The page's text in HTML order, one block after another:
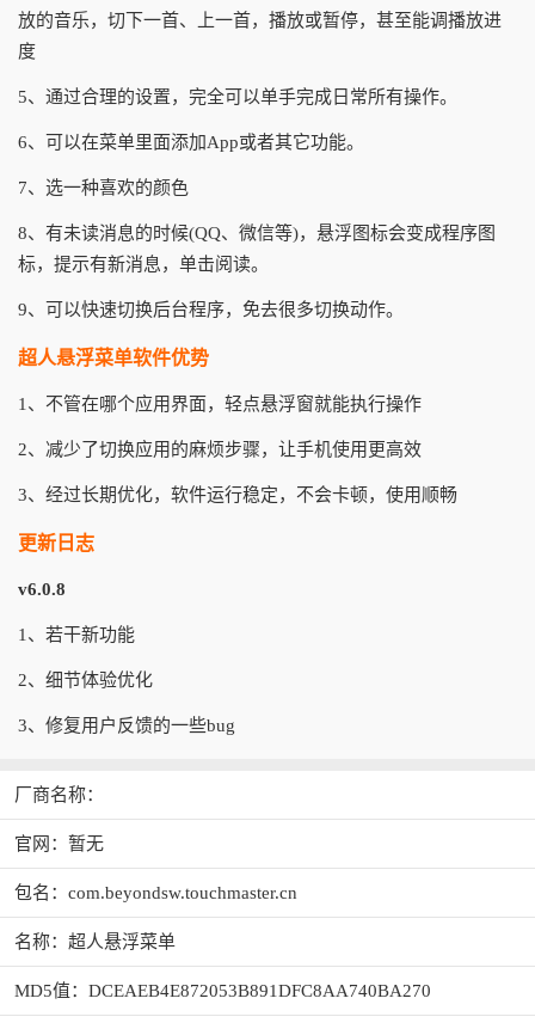
放的音乐，切下一首、上一首，播放或暂停，甚至能调播放进
度
5、通过合理的设置，完全可以单手完成日常所有操作。
6、可以在菜单里面添加App或者其它功能。
7、选一种喜欢的颜色
8、有未读消息的时候(QQ、微信等)，悬浮图标会变成程序图
标，提示有新消息，单击阅读。
9、可以快速切换后台程序，免去很多切换动作。
超人悬浮菜单软件优势
1、不管在哪个应用界面，轻点悬浮窗就能执行操作
2、减少了切换应用的麻烦步骤，让手机使用更高效
3、经过长期优化，软件运行稳定，不会卡顿，使用顺畅
更新日志
v6.0.8
1、若干新功能
2、细节体验优化
3、修复用户反馈的一些bug
厂商名称：
官网：暂无
包名：com.beyondsw.touchmaster.cn
名称：超人悬浮菜单
MD5值：DCEAEB4E872053B891DFC8AA740BA270